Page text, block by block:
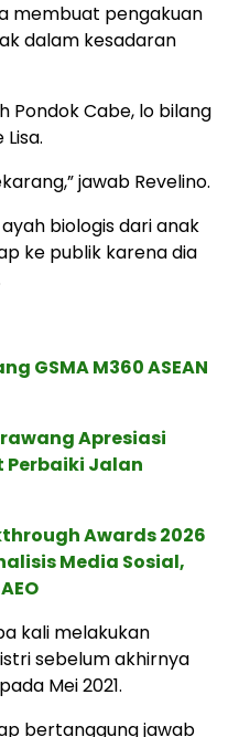
membuat pengakuan
dalam kesadaran
Pondok Cabe, lo bilang
jawab Revelino.
biologis dari anak
ke publik karena dia
GSMA M360 ASEAN
Apresiasi
Perbaiki Jalan
Awards 2026
Media Sosial,
kali melakukan
sebelum akhirnya
Mei 2021.
bertanggung jawab